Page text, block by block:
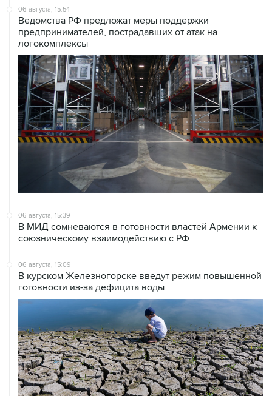
06 августа, 15:54
Ведомства РФ предложат меры поддержки
предпринимателей, пострадавших от атак на
логокомплексы
06 августа, 15:39
В МИД сомневаются в готовности властей Армении к
союзническому взаимодействию с РФ
06 августа, 15:09
В курском Железногорске введут режим повышенной
готовности из-за дефицита воды